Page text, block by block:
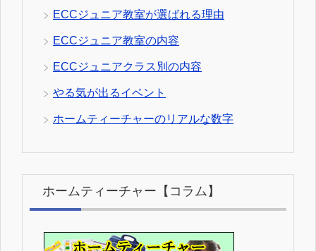
ECCジュニア教室が選ばれる理由
ECCジュニア教室の内容
ECCジュニアクラス別の内容
やる気が出るイベント
ホームティーチャーのリアルな数字
ホームティーチャー【コラム】